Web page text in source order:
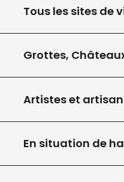
Tous les sites de
Grottes,
Artistes et
En situation de
définis